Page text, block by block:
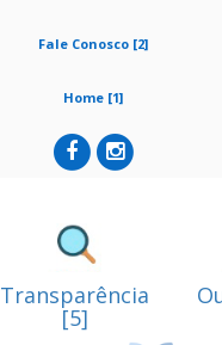
Fale Conosco [2]
Home [1]
Transparência
[5]